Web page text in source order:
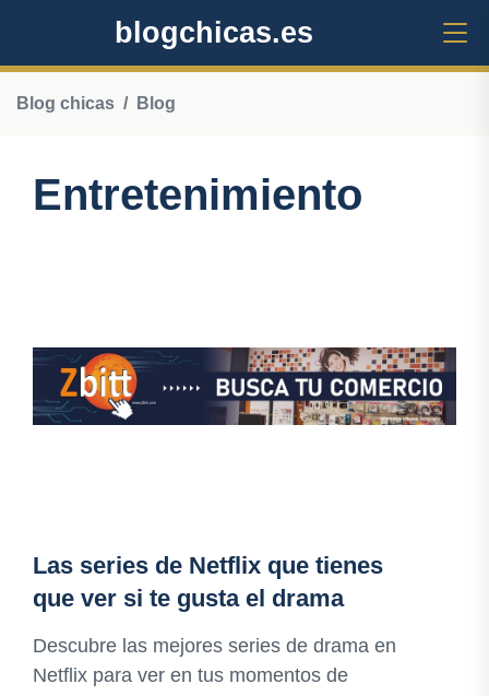
blogchicas.es
Blog chicas Blog
Entretenimiento
Las series de Netflix que tienes
que ver si te gusta el drama
Descubre las mejores series de drama en
Netflix para ver en tus momentos de